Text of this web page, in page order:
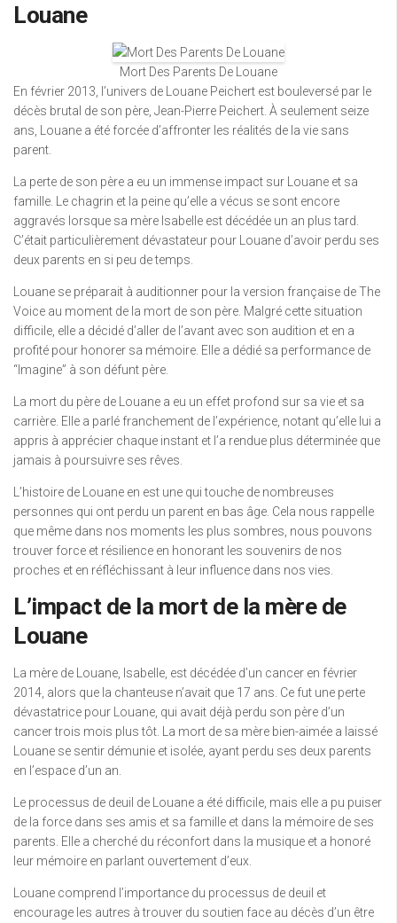
Louane
Mort Des Parents De Louane
En février 2013, l’univers de Louane Peichert est bouleversé par le
décès brutal de son père, Jean-Pierre Peichert. À seulement seize
ans, Louane a été forcée d’affronter les réalités de la vie sans
parent.
La perte de son père a eu un immense impact sur Louane et sa
famille. Le chagrin et la peine qu’elle a vécus se sont encore
aggravés lorsque sa mère Isabelle est décédée un an plus tard.
C’était particulièrement dévastateur pour Louane d’avoir perdu ses
deux parents en si peu de temps.
Louane se préparait à auditionner pour la version française de The
Voice au moment de la mort de son père. Malgré cette situation
difficile, elle a décidé d’aller de l’avant avec son audition et en a
profité pour honorer sa mémoire. Elle a dédié sa performance de
“Imagine” à son défunt père.
La mort du père de Louane a eu un effet profond sur sa vie et sa
carrière. Elle a parlé franchement de l’expérience, notant qu’elle lui a
appris à apprécier chaque instant et l’a rendue plus déterminée que
jamais à poursuivre ses rêves.
L’histoire de Louane en est une qui touche de nombreuses
personnes qui ont perdu un parent en bas âge. Cela nous rappelle
que même dans nos moments les plus sombres, nous pouvons
trouver force et résilience en honorant les souvenirs de nos
proches et en réfléchissant à leur influence dans nos vies.
L’impact de la mort de la mère de
Louane
La mère de Louane, Isabelle, est décédée d’un cancer en février
2014, alors que la chanteuse n’avait que 17 ans. Ce fut une perte
dévastatrice pour Louane, qui avait déjà perdu son père d’un
cancer trois mois plus tôt. La mort de sa mère bien-aimée a laissé
Louane se sentir démunie et isolée, ayant perdu ses deux parents
en l’espace d’un an.
Le processus de deuil de Louane a été difficile, mais elle a pu puiser
de la force dans ses amis et sa famille et dans la mémoire de ses
parents. Elle a cherché du réconfort dans la musique et a honoré
leur mémoire en parlant ouvertement d’eux.
Louane comprend l’importance du processus de deuil et
encourage les autres à trouver du soutien face au décès d’un être